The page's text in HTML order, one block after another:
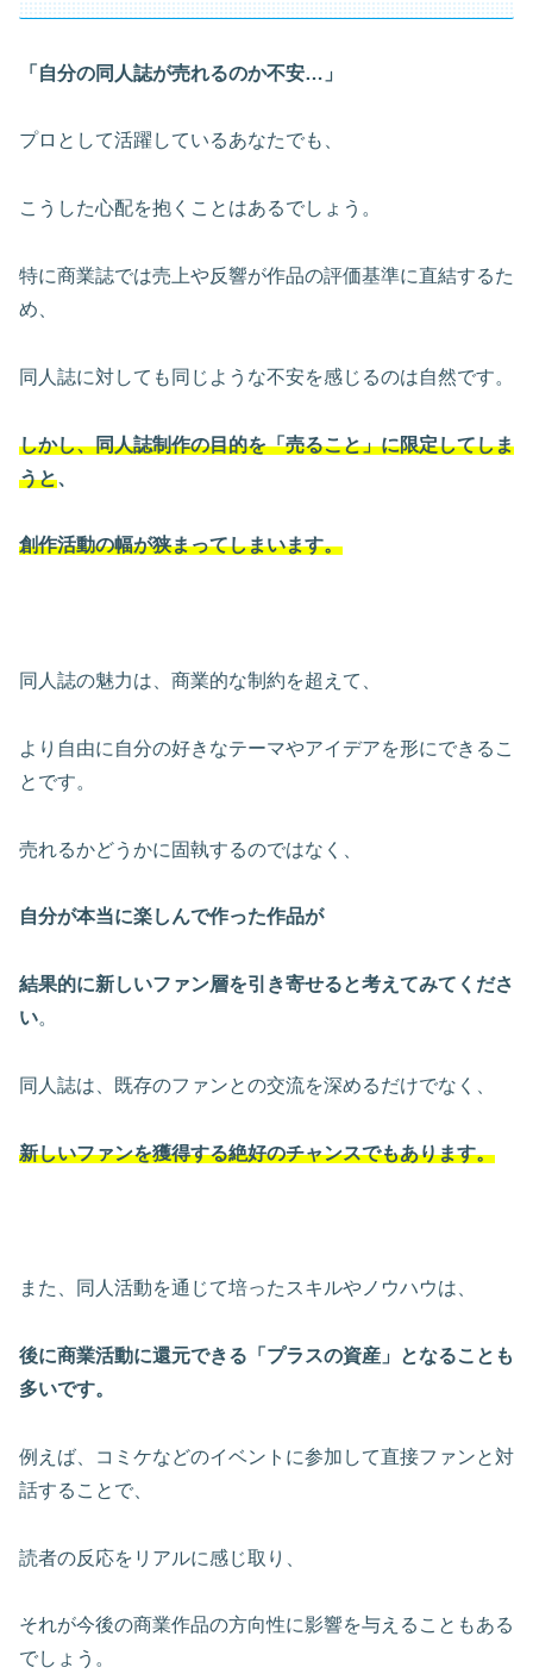
「自分の同人誌が売れるのか不安…」
プロとして活躍しているあなたでも、
こうした心配を抱くことはあるでしょう。
特に商業誌では売上や反響が作品の評価基準に直結するた
め、
同人誌に対しても同じような不安を感じるのは自然です。
しかし、同人誌制作の目的を「売ること」に限定してしま
うと、
創作活動の幅が狭まってしまいます。
同人誌の魅力は、商業的な制約を超えて、
より自由に自分の好きなテーマやアイデアを形にできるこ
とです。
売れるかどうかに固執するのではなく、
自分が本当に楽しんで作った作品が
結果的に新しいファン層を引き寄せると考えてみてくださ
い。
同人誌は、既存のファンとの交流を深めるだけでなく、
新しいファンを獲得する絶好のチャンスでもあります。
また、同人活動を通じて培ったスキルやノウハウは、
後に商業活動に還元できる「プラスの資産」となることも
多いです。
例えば、コミケなどのイベントに参加して直接ファンと対
話することで、
読者の反応をリアルに感じ取り、
それが今後の商業作品の方向性に影響を与えることもある
でしょう。